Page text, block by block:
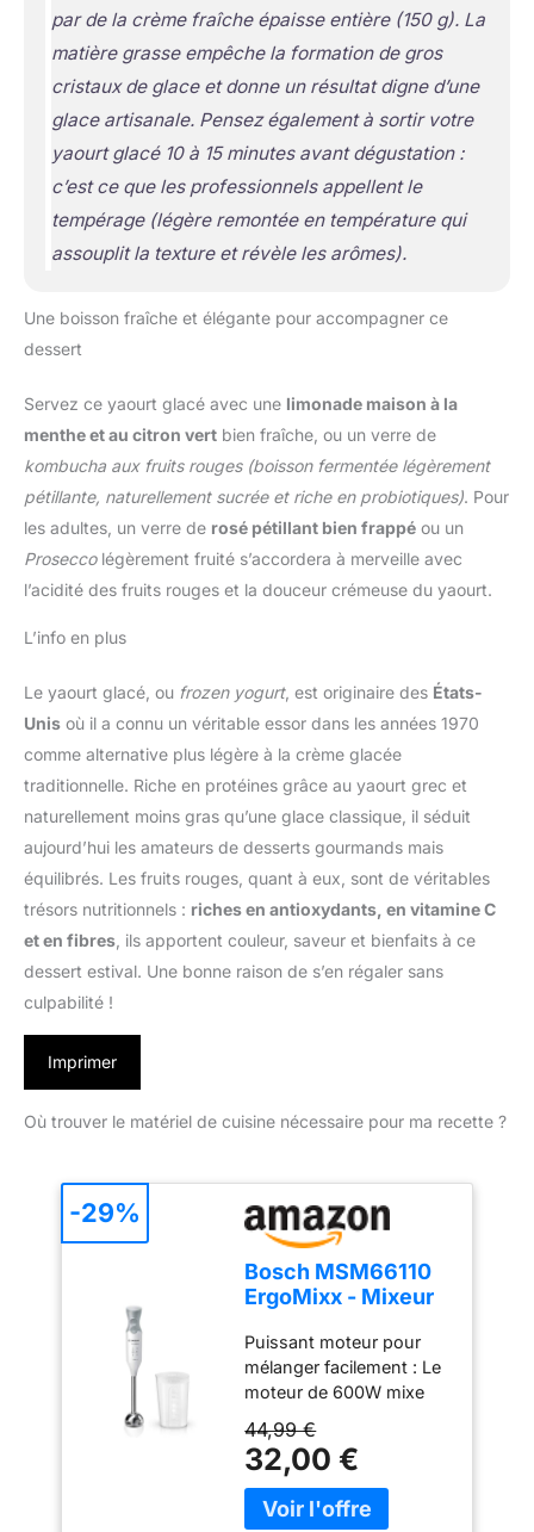
par de la crème fraîche épaisse entière (150 g). La
matière grasse empêche la formation de gros
cristaux de glace et donne un résultat digne d’une
glace artisanale. Pensez également à sortir votre
yaourt glacé 10 à 15 minutes avant dégustation :
c’est ce que les professionnels appellent le
tempérage (légère remontée en température qui
assouplit la texture et révèle les arômes).
Une boisson fraîche et élégante pour accompagner ce
dessert
Servez ce yaourt glacé avec une limonade maison à la
menthe et au citron vert bien fraîche, ou un verre de
kombucha aux fruits rouges (boisson fermentée légèrement
pétillante, naturellement sucrée et riche en probiotiques). Pour
les adultes, un verre de rosé pétillant bien frappé ou un
Proseccolégèrement fruité s’accordera à merveille avec
l’acidité des fruits rouges et la douceur crémeuse du yaourt.
L’info en plus
Le yaourt glacé, ou frozen yogurt, est originaire des États-
Unis où il a connu un véritable essor dans les années 1970
comme alternative plus légère à la crème glacée
traditionnelle. Riche en protéines grâce au yaourt grec et
naturellement moins gras qu’une glace classique, il séduit
aujourd’hui les amateurs de desserts gourmands mais
équilibrés. Les fruits rouges, quant à eux, sont de véritables
trésors nutritionnels : riches en antioxydants, en vitamine C
et en fibres , ils apportent couleur, saveur et bienfaits à ce
dessert estival. Une bonne raison de s’en régaler sans
culpabilité !
Imprimer
Où trouver le matériel de cuisine nécessaire pour ma recette ?
Bosch MSM66110
ErgoMixx - Mixeur
vitesses
Puissant moteur pour
mélanger facilement : Le
moteur de 600W mixe
ingrédients les plus durs
; préparez de
nombreuses recettes
grâce à une large gamme
44,99 €
32,00 €
-29%